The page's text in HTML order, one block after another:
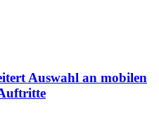
Auswahl an mobilen